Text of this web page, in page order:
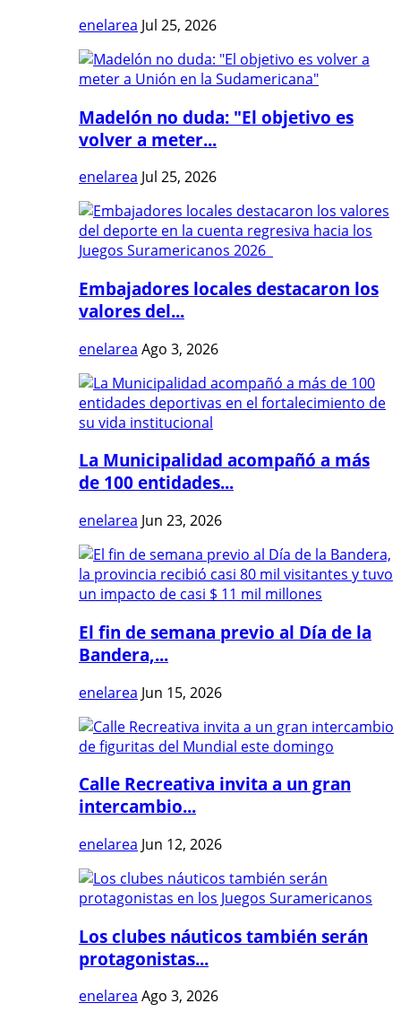
enelarea Jul 25, 2026
Madelón no duda: "El objetivo es
volver a meter...
enelarea Jul 25, 2026
Embajadores locales destacaron los
valores del...
enelarea Ago 3, 2026
La Municipalidad acompañó a más
de 100 entidades...
enelarea Jun 23, 2026
El fin de semana previo al Día de la
Bandera,...
enelarea Jun 15, 2026
Calle Recreativa invita a un gran
intercambio...
enelarea Jun 12, 2026
Los clubes náuticos también serán
protagonistas...
enelarea Ago 3, 2026